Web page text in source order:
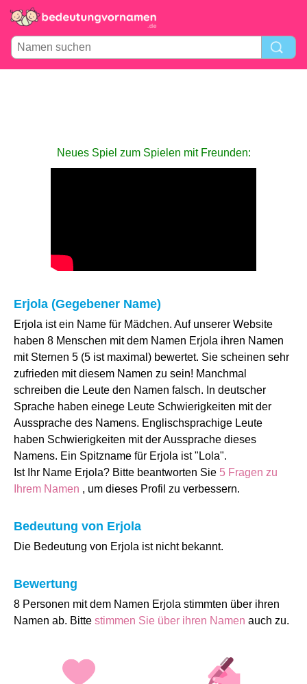
Neues Spiel zum Spielen mit Freunden:
Erjola (Gegebener Name)
Erjola ist ein Name für Mädchen. Auf unserer Website
haben 8 Menschen mit dem Namen Erjola ihren Namen
mit Sternen 5 (5 ist maximal) bewertet. Sie scheinen sehr
zufrieden mit diesem Namen zu sein! Manchmal
schreiben die Leute den Namen falsch. In deutscher
Sprache haben einege Leute Schwierigkeiten mit der
Aussprache des Namens. Englischsprachige Leute
haben Schwierigkeiten mit der Aussprache dieses
Namens. Ein Spitzname für Erjola ist "Lola".
Ist Ihr Name Erjola? Bitte beantworten Sie 5 Fragen zu
Ihrem Namen , um dieses Profil zu verbessern.
Bedeutung von Erjola
Die Bedeutung von Erjola ist nicht bekannt.
Bewertung
8 Personen mit dem Namen Erjola stimmten über ihren
Namen ab. Bitte stimmen Sie über ihren Namen auch zu.